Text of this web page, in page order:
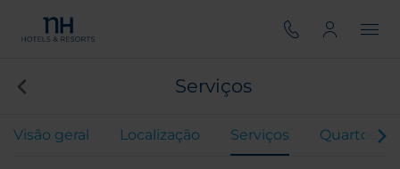
Serviços
Visão geral Localização Serviços Quartos